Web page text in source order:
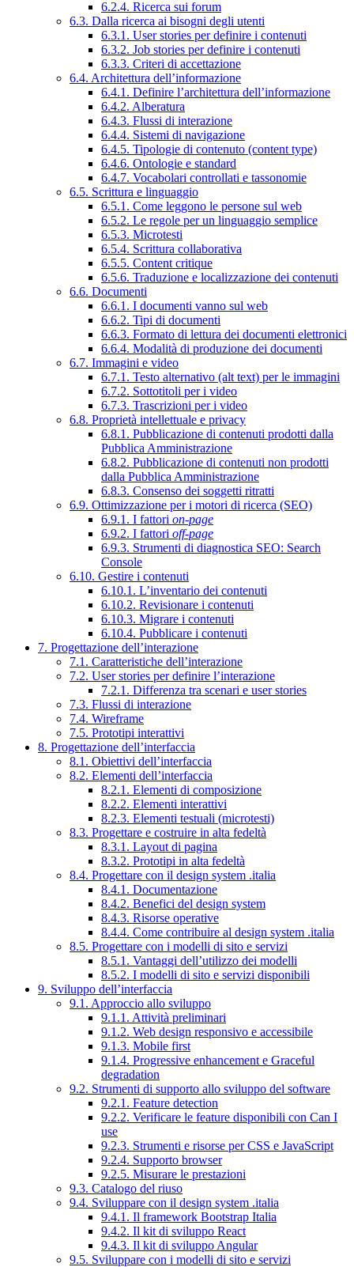
6.2.4. Ricerca sui forum
6.3. Dalla ricerca ai bisogni degli utenti
6.3.1. User stories per definire i contenuti
6.3.2. Job stories per definire i contenuti
6.3.3. Criteri di accettazione
6.4. Architettura dell’informazione
6.4.1. Definire l’architettura dell’informazione
6.4.2. Alberatura
6.4.3. Flussi di interazione
6.4.4. Sistemi di navigazione
6.4.5. Tipologie di contenuto (content type)
6.4.6. Ontologie e standard
6.4.7. Vocabolari controllati e tassonomie
6.5. Scrittura e linguaggio
6.5.1. Come leggono le persone sul web
6.5.2. Le regole per un linguaggio semplice
6.5.3. Microtesti
6.5.4. Scrittura collaborativa
6.5.5. Content critique
6.5.6. Traduzione e localizzazione dei contenuti
6.6. Documenti
6.6.1. I documenti vanno sul web
6.6.2. Tipi di documenti
6.6.3. Formato di lettura dei documenti elettronici
6.6.4. Modalità di produzione dei documenti
6.7. Immagini e video
6.7.1. Testo alternativo (alt text) per le immagini
6.7.2. Sottotitoli per i video
6.7.3. Trascrizioni per i video
6.8. Proprietà intellettuale e privacy
6.8.1. Pubblicazione di contenuti prodotti dalla
Pubblica Amministrazione
6.8.2. Pubblicazione di contenuti non prodotti
dalla Pubblica Amministrazione
6.8.3. Consenso dei soggetti ritratti
6.9. Ottimizzazione per i motori di ricerca (SEO)
6.9.1. I fattori on-page
6.9.2. I fattori off-page
6.9.3. Strumenti di diagnostica SEO: Search
Console
6.10. Gestire i contenuti
6.10.1. L’inventario dei contenuti
6.10.2. Revisionare i contenuti
6.10.3. Migrare i contenuti
6.10.4. Pubblicare i contenuti
7. Progettazione dell’interazione
7.1. Caratteristiche dell’interazione
7.2. User stories per definire l’interazione
7.2.1. Differenza tra scenari e user stories
7.3. Flussi di interazione
7.4. Wireframe
7.5. Prototipi interattivi
8. Progettazione dell’interfaccia
8.1. Obiettivi dell’interfaccia
8.2. Elementi dell’interfaccia
8.2.1. Elementi di composizione
8.2.2. Elementi interattivi
8.2.3. Elementi testuali (microtesti)
8.3. Progettare e costruire in alta fedeltà
8.3.1. Layout di pagina
8.3.2. Prototipi in alta fedeltà
8.4. Progettare con il design system .italia
8.4.1. Documentazione
8.4.2. Benefici del design system
8.4.3. Risorse operative
8.4.4. Come contribuire al design system .italia
8.5. Progettare con i modelli di sito e servizi
8.5.1. Vantaggi dell’utilizzo dei modelli
8.5.2. I modelli di sito e servizi disponibili
9. Sviluppo dell’interfaccia
9.1. Approccio allo sviluppo
9.1.1. Attività preliminari
9.1.2. Web design responsivo e accessibile
9.1.3. Mobile first
9.1.4. Progressive enhancement e Graceful
degradation
9.2. Strumenti di supporto allo sviluppo del software
9.2.1. Feature detection
9.2.2. Verificare le feature disponibili con Can I
use
9.2.3. Strumenti e risorse per CSS e JavaScript
9.2.4. Supporto browser
9.2.5. Misurare le prestazioni
9.3. Catalogo del riuso
9.4. Sviluppare con il design system .italia
9.4.1. Il framework Bootstrap Italia
9.4.2. Il kit di sviluppo React
9.4.3. Il kit di sviluppo Angular
9.5. Sviluppare con i modelli di sito e servizi